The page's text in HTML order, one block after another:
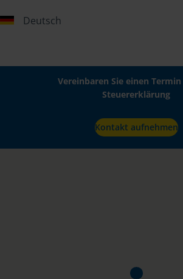
Deutsch
Vereinbaren Sie einen
Steuererklärung
Kontakt aufnehmen